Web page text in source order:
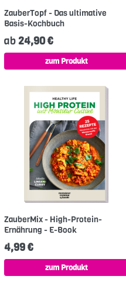
ZauberTopf - Das ultimative
Basis-Kochbuch
ab24,90 €
zum Produkt
ZauberMix - High-Protein-
Ernährung - E-Book
4,99 €
zum Produkt